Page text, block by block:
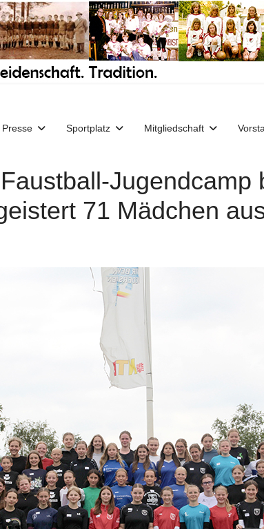
Presse Sportplatz Mitgliedschaft
Jugendcamp
71 Mädchen